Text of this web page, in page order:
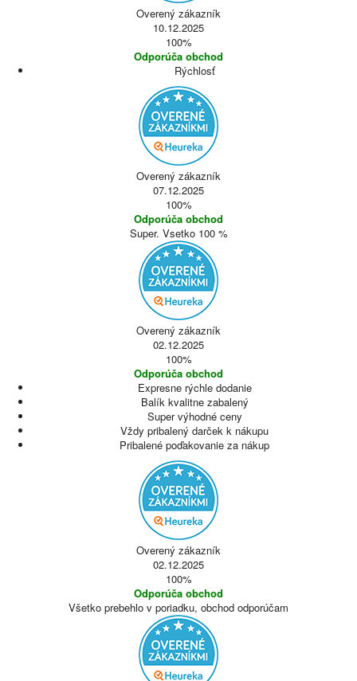
Overený zákazník
10.12.2025
100%
Odporúča obchod
Rýchlosť
Overený zákazník
07.12.2025
100%
Odporúča obchod
Super. Vsetko 100 %
Overený zákazník
02.12.2025
100%
Odporúča obchod
Expresne rýchle dodanie
Balík kvalitne zabalený
Super výhodné ceny
Vždy pribalený darček k nákupu
Pribalené poďakovanie za nákup
Overený zákazník
02.12.2025
100%
Odporúča obchod
Všetko prebehlo v poriadku, obchod odporúčam